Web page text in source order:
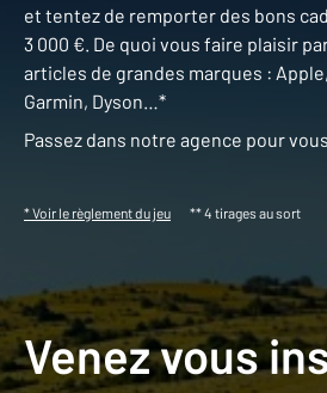
et tentez de remporter des bons
3 000 €. De quoi vous faire plaisir
articles de grandes marques :
Garmin, Dyson…*
Passez dans notre agence pour
* Voir le règlement du jeu ** 4 tirages au sort
Venez vous